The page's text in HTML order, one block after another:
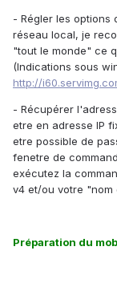
- Régler les options
réseau local, je
"tout le monde" ce
(Indications sous
http://
- Récupérer
etre en adresse IP
etre possible de
fenetre de
exécutez la
v4 et/ou votre "nom
Préparation du